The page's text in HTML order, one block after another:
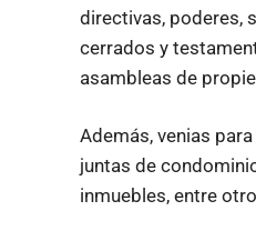
directivas, poderes,
cerrados y
asambleas de
Además, venias
juntas de
inmuebles, entre